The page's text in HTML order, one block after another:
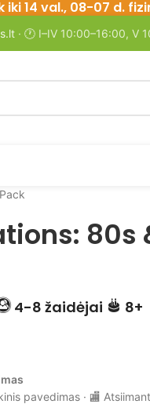
14 val., 08-07 d.
· 🕐 I–IV 10:00–16:00, V
80s
4-8 žaidėjai 8+
pavedimas · 🏬 Atsiimant